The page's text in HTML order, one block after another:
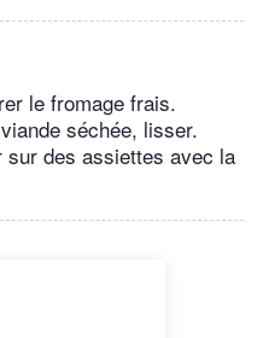
le fromage frais.
séchée, lisser.
des assiettes avec la